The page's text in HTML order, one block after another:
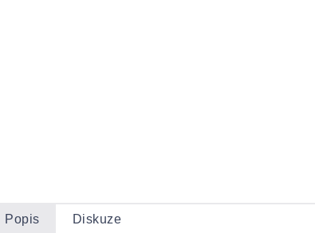
Popis Diskuze